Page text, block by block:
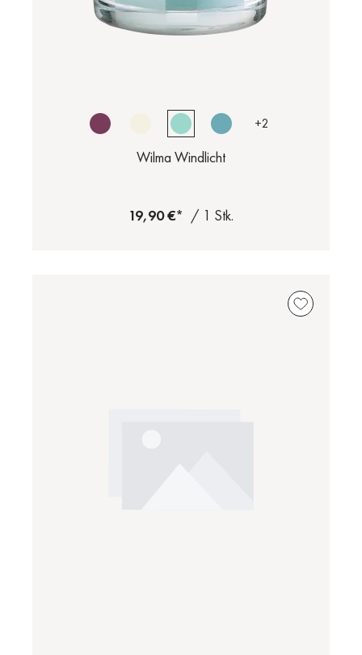
+2
Wilma Windlicht
19,90 €* / 1 Stk.